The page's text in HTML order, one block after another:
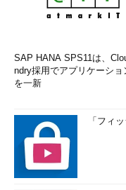
SAP HANA SPS11は、
ndry採用でアプリケーショ
を一新
「フィ